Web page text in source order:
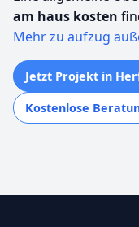
am haus kosten
Mehr zu aufzug
Jetzt Projekt in
Kostenlose